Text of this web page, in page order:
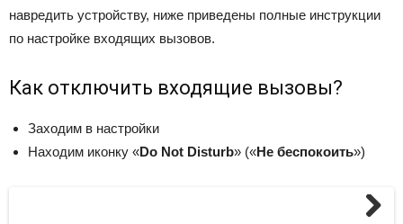
навредить устройству, ниже приведены полные инструкции
по настройке входящих вызовов.
Как отключить входящие вызовы?
Заходим в настройки
Находим иконку «Do Not Disturb» («Не беспокоить»)